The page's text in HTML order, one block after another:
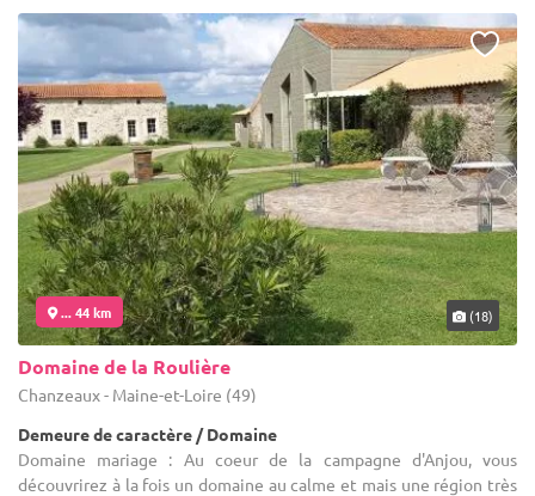
... 44 km (18)
Domaine de la Roulière
Chanzeaux - Maine-et-Loire (49)
Demeure de caractère / Domaine
Domaine mariage : Au coeur de la campagne d'Anjou, vous
découvrirez à la fois un domaine au calme et mais une région très